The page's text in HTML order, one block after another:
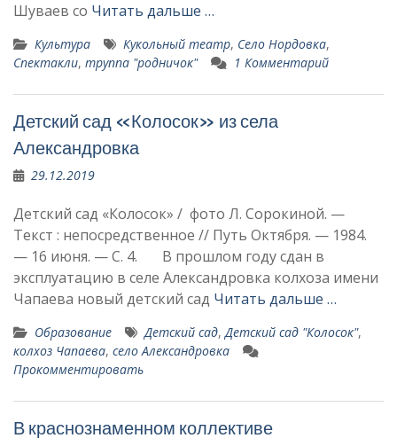
Шуваев со Читать дальше …
Культура Кукольный театр, Село Нордовка,
Спектакли, труппа "родничок" 1 Комментарий
Детский сад «Колосок» из села
Александровка
29.12.2019
Детский сад «Колосок» / фото Л. Сорокиной. —
Текст : непосредственное // Путь Октября. — 1984.
— 16 июня. — С. 4. В прошлом году сдан в
эксплуатацию в селе Александровка колхоза имени
Чапаева новый детский сад Читать дальше …
Образование Детский сад,Детский сад "Колосок",
колхоз Чапаева, село Александровка
Прокомментировать
В краснознаменном коллективе